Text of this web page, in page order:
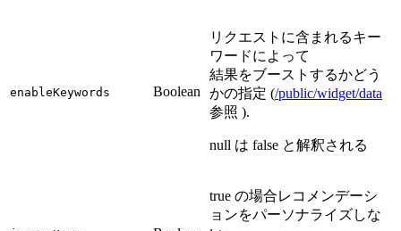
enableKeywords Boolean
リクエストに含まれるキー
ワードによって
結果をブーストするかどう
かの指定 (/public/widget/data
参照 ).
null は false と解釈される
true の場合レコメンデーシ
ョンをパーソナライズしな